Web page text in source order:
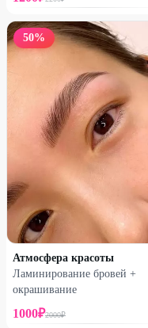
50%
Атмосфера красоты
Ламинирование бровей +
окрашивание
1000₽2000₽